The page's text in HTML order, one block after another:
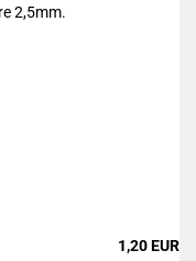
2,5mm.
1,20 EUR